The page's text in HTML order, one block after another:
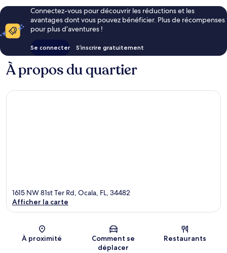
Connectez-vous pour découvrir les réductions et les
avantages dont vous pouvez bénéficier. Plus de récompenses
pour plus d’aventures !
Se connecter S’inscrire gratuitement
À propos du quartier
Carte
1615 NW 81st Ter Rd, Ocala, FL, 34482
Afficher la carte
À proximité
Comment se
déplacer
Restaurants